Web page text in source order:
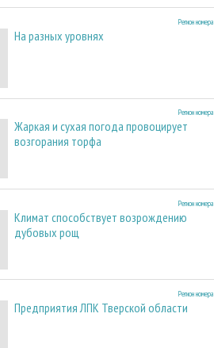
Регион номера
На разных уровнях
Регион номера
Жаркая и сухая погода провоцирует
возгорания торфа
Регион номера
Климат способствует возрождению
дубовых рощ
Регион номера
Предприятия ЛПК Тверской области